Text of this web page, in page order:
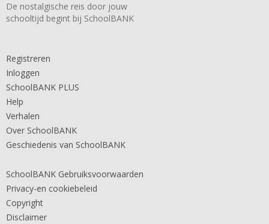
De nostalgische reis door jouw
schooltijd begint bij SchoolBANK
Registreren
Inloggen
SchoolBANK PLUS
Help
Verhalen
Over SchoolBANK
Geschiedenis van SchoolBANK
SchoolBANK Gebruiksvoorwaarden
Privacy-en cookiebeleid
Copyright
Disclaimer